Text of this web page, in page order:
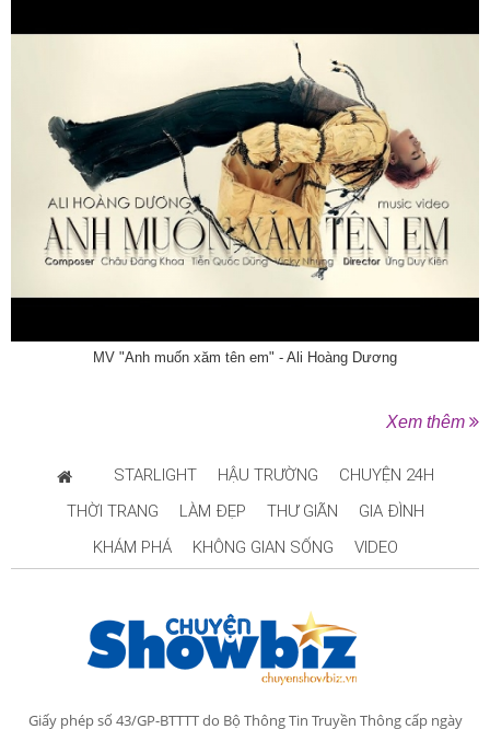
MV "Anh muốn xăm tên em" - Ali Hoàng Dương
Xem thêm
STARLIGHT HẬU TRƯỜNG
CHUYỆN 24H
THỜI TRANG
LÀM ĐẸP THƯ GIÃN
GIA ĐÌNH
KHÁM PHÁ
KHÔNG GIAN SỐNG VIDEO
Giấy phép số 43/GP-BTTTT do Bộ Thông Tin Truyền Thông cấp ngày